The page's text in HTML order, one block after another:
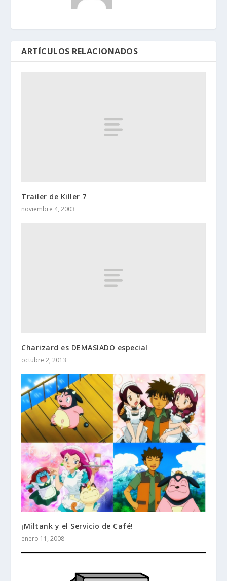
ARTÍCULOS RELACIONADOS
Trailer de Killer 7
noviembre 4, 2003
Charizard es DEMASIADO especial
octubre 2, 2013
¡Miltank y el Servicio de Café!
enero 11, 2008